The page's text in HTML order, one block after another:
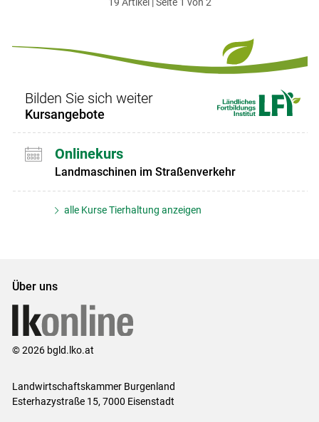
erstenzum
zum
19 Artikel | Seite 1 von 2
Bilden Sie sich weiter
Kursangebote
Onlinekurs
Landmaschinen im Straßenverkehr
alle Kurse Tierhaltung anzeigen
Über uns
© 2026 bgld.lko.at
Landwirtschaftskammer Burgenland
Esterhazystraße 15, 7000 Eisenstadt